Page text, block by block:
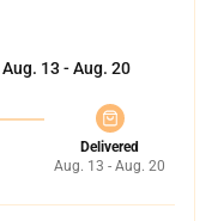
Aug. 13 - Aug. 20
Delivered
Aug. 13 - Aug. 20